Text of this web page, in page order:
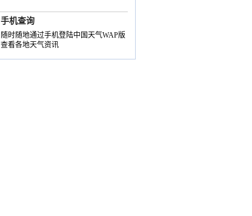
手机查询
随时随地通过手机登陆中国天气WAP版
查看各地天气资讯